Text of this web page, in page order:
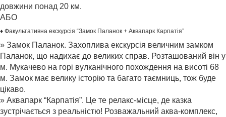
довжини понад 20 км.
АБО
♦ Факультативна екскурсія “Замок Паланок + Аквапарк Карпатія”
» Замок Паланок. Захоплива екскурсія величним замком
Паланок, що надихає до великих справ. Розташований він у
м. Мукачево на горі вулканічного похождення на висоті 68
м. Замок має велику історію та багато таємниць, тож буде
цікаво.
» Аквапарк “Карпатія”. Це те релакс-місце, де казка
зустрічається з реальністю! Розважальний аква-комплекс,